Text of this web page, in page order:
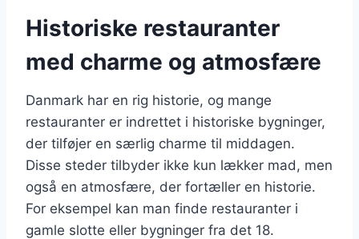
Historiske restauranter
med charme og atmosfære
Danmark har en rig historie, og mange
restauranter er indrettet i historiske bygninger,
der tilføjer en særlig charme til middagen.
Disse steder tilbyder ikke kun lækker mad, men
også en atmosfære, der fortæller en historie.
For eksempel kan man finde restauranter i
gamle slotte eller bygninger fra det 18.